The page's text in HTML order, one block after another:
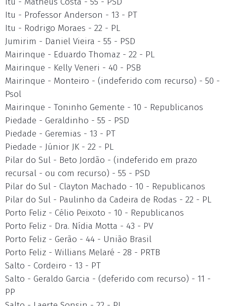
Itu - Professor Anderson - 13 - PT
Itu - Rodrigo Moraes - 22 - PL
Jumirim - Daniel Vieira - 55 - PSD
Mairinque - Eduardo Thomaz - 22 - PL
Mairinque - Kelly Veneri - 40 - PSB
Mairinque - Monteiro - (indeferido com recurso) - 50 -
Psol
Mairinque - Toninho Gemente - 10 - Republicanos
Piedade - Geraldinho - 55 - PSD
Piedade - Geremias - 13 - PT
Piedade - Júnior JK - 22 - PL
Pilar do Sul - Beto Jordão - (indeferido em prazo
recursal - ou com recurso) - 55 - PSD
Pilar do Sul - Clayton Machado - 10 - Republicanos
Pilar do Sul - Paulinho da Cadeira de Rodas - 22 - PL
Porto Feliz - Célio Peixoto - 10 - Republicanos
Porto Feliz - Dra. Nídia Motta - 43 - PV
Porto Feliz - Gerão - 44 - União Brasil
Porto Feliz - Willians Melaré - 28 - PRTB
Salto - Cordeiro - 13 - PT
Salto - Geraldo Garcia - (deferido com recurso) - 11 -
PP